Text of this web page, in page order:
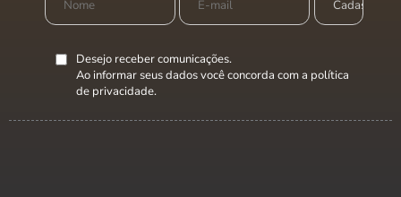
Desejo receber comunicações.
Ao informar seus dados você concorda com a política
de privacidade.